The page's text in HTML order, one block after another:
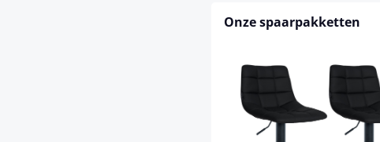
Onze spaarpakketten